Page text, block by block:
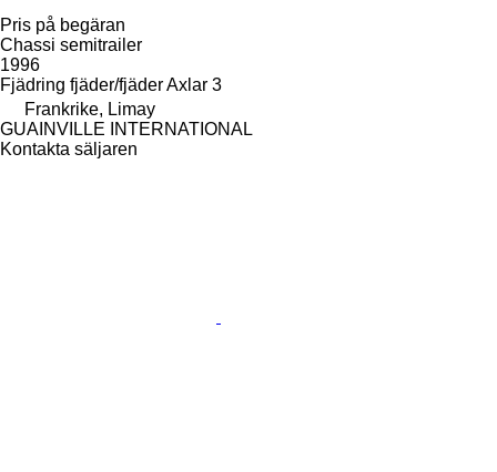
Pris på begäran
Chassi semitrailer
1996
Fjädring fjäder/fjäderAxlar 3
Frankrike, Limay
GUAINVILLE INTERNATIONAL
Kontakta säljaren